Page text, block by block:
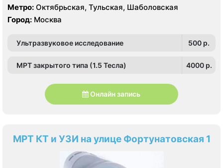
Метро: Октябрьская, Тульская, Шаболовская
Город: Москва
Ультразвуковое исследование 500 p.
МРТ закрытого типа (1.5 Тесла) 4000 p.
Онлайн запись
МРТ КТ и УЗИ на улице Фортунатовская 1